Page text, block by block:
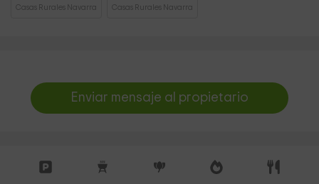
Casas Rurales Navarra Casas Rurales Navarra
Enviar mensaje al propietario